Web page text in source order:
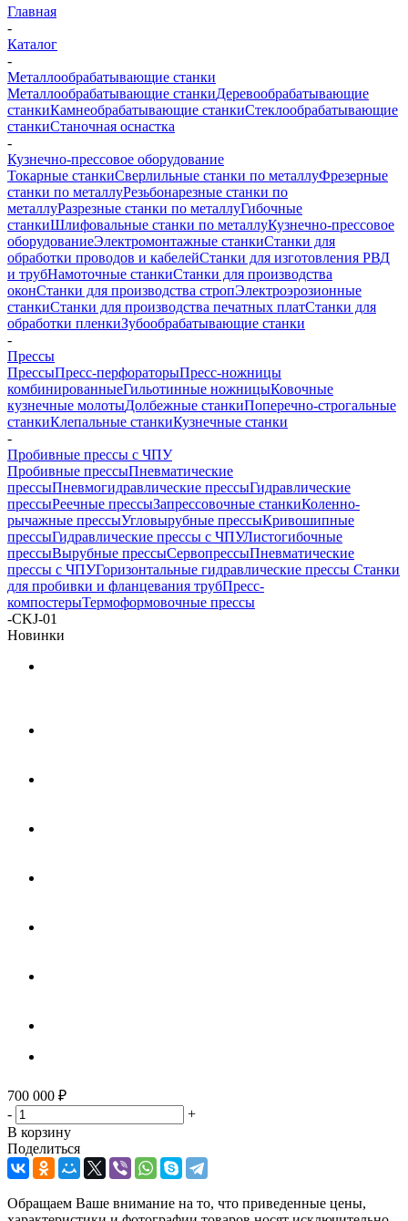
Главная
-
Каталог
-
Металлообрабатывающие станки
Металлообрабатывающие станкиДеревообрабатывающие
станкиКамнеобрабатывающие станкиСтеклообрабатывающие
станкиСтаночная оснастка
-
Кузнечно-прессовое оборудование
Токарные станкиСверлильные станки по металлуФрезерные
станки по металлуРезьбонарезные станки по
металлуРазрезные станки по металлуГибочные
станкиШлифовальные станки по металлуКузнечно-прессовое
оборудованиеЭлектромонтажные станкиСтанки для
обработки проводов и кабелейСтанки для изготовления РВД
и трубНамоточные станкиСтанки для производства
оконСтанки для производства стропЭлектроэрозионные
станкиСтанки для производства печатных платСтанки для
обработки пленкиЗубообрабатывающие станки
-
Прессы
ПрессыПресс-перфораторыПресс-ножницы
комбинированныеГильотинные ножницыКовочные
кузнечные молотыДолбежные станкиПоперечно-строгальные
станкиКлепальные станкиКузнечные станки
-
Пробивные прессы с ЧПУ
Пробивные прессыПневматические
прессыПневмогидравлические прессыГидравлические
прессыРеечные прессыЗапрессовочные станкиКоленно-
рычажные прессыУгловырубные прессыКривошипные
прессыГидравлические прессы с ЧПУЛистогибочные
прессыВырубные прессыCервопрессыПневматические
прессы с ЧПУГоризонтальные гидравлические прессы Станки
для пробивки и фланцевания трубПресс-
компостерыТермоформовочные прессы
-CKJ-01
Новинки
700 000 ₽
-
+
В корзину
Поделиться
Обращаем Ваше внимание на то, что приведенные цены,